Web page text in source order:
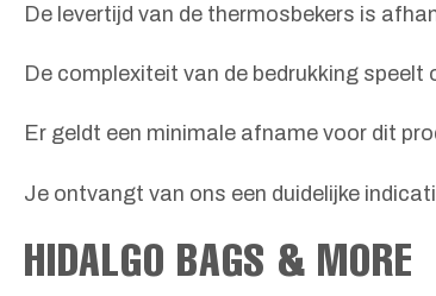
De levertijd van de thermosbekers is
De complexiteit van de bedrukking speelt
Er geldt een minimale afname voor dit
Je ontvangt van ons een duidelijke
HIDALGO BAGS & MORE